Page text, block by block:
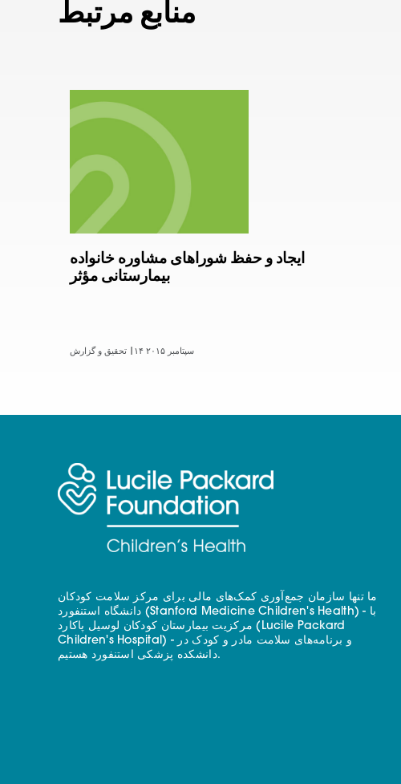
منابع مرتبط
ایجاد و حفظ شوراهای مشاوره خانواده
بیمارستانی مؤثر
۱۴ سپتامبر ۲۰۱۵
ما تنها سازمان جمع‌آوری کمک‌های مالی برای مرکز سلامت کودکان
دانشگاه استنفورد (Stanford Medicine Children's Health) - با
مرکزیت بیمارستان کودکان لوسیل پاکارد (Lucile Packard
Children's Hospital) - و برنامه‌های سلامت مادر و کودک در
دانشکده پزشکی استنفورد هستیم.